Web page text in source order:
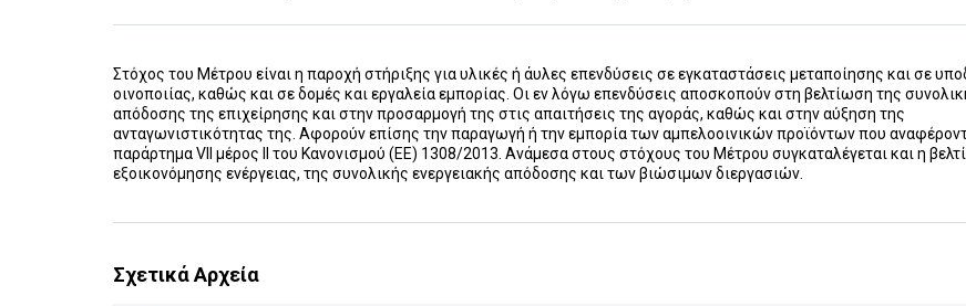
Στόχος του Μέτρου είναι η παροχή στήριξης για υλικές ή άυλες επενδύσεις σε εγκαταστάσεις μεταποίησης και σε
οινοποιίας, καθώς και σε δομές και εργαλεία εμπορίας. Οι εν λόγω επενδύσεις αποσκοπούν στη βελτίωση της
απόδοσης της επιχείρησης και στην προσαρμογή της στις απαιτήσεις της αγοράς, καθώς και στην αύξηση της
ανταγωνιστικότητας της. Αφορούν επίσης την παραγωγή ή την εμπορία των αμπελοοινικών προϊόντων που
παράρτημα VII μέρος II του Κανονισμού (ΕΕ) 1308/2013. Ανάμεσα στους στόχους του Μέτρου συγκαταλέγεται και η
εξοικονόμησης ενέργειας, της συνολικής ενεργειακής απόδοσης και των βιώσιμων διεργασιών.
Σχετικά Αρχεία